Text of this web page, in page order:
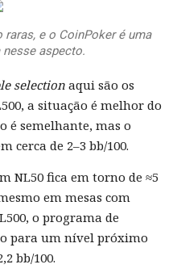
e o CoinPoker é uma
aspecto.
selection aqui são os
a situação é melhor do
é semelhante, mas o
cerca de 2–3 bb/100.
NL50 fica em torno de ≈5
em mesas com
o programa de
para um nível próximo
bb/100.